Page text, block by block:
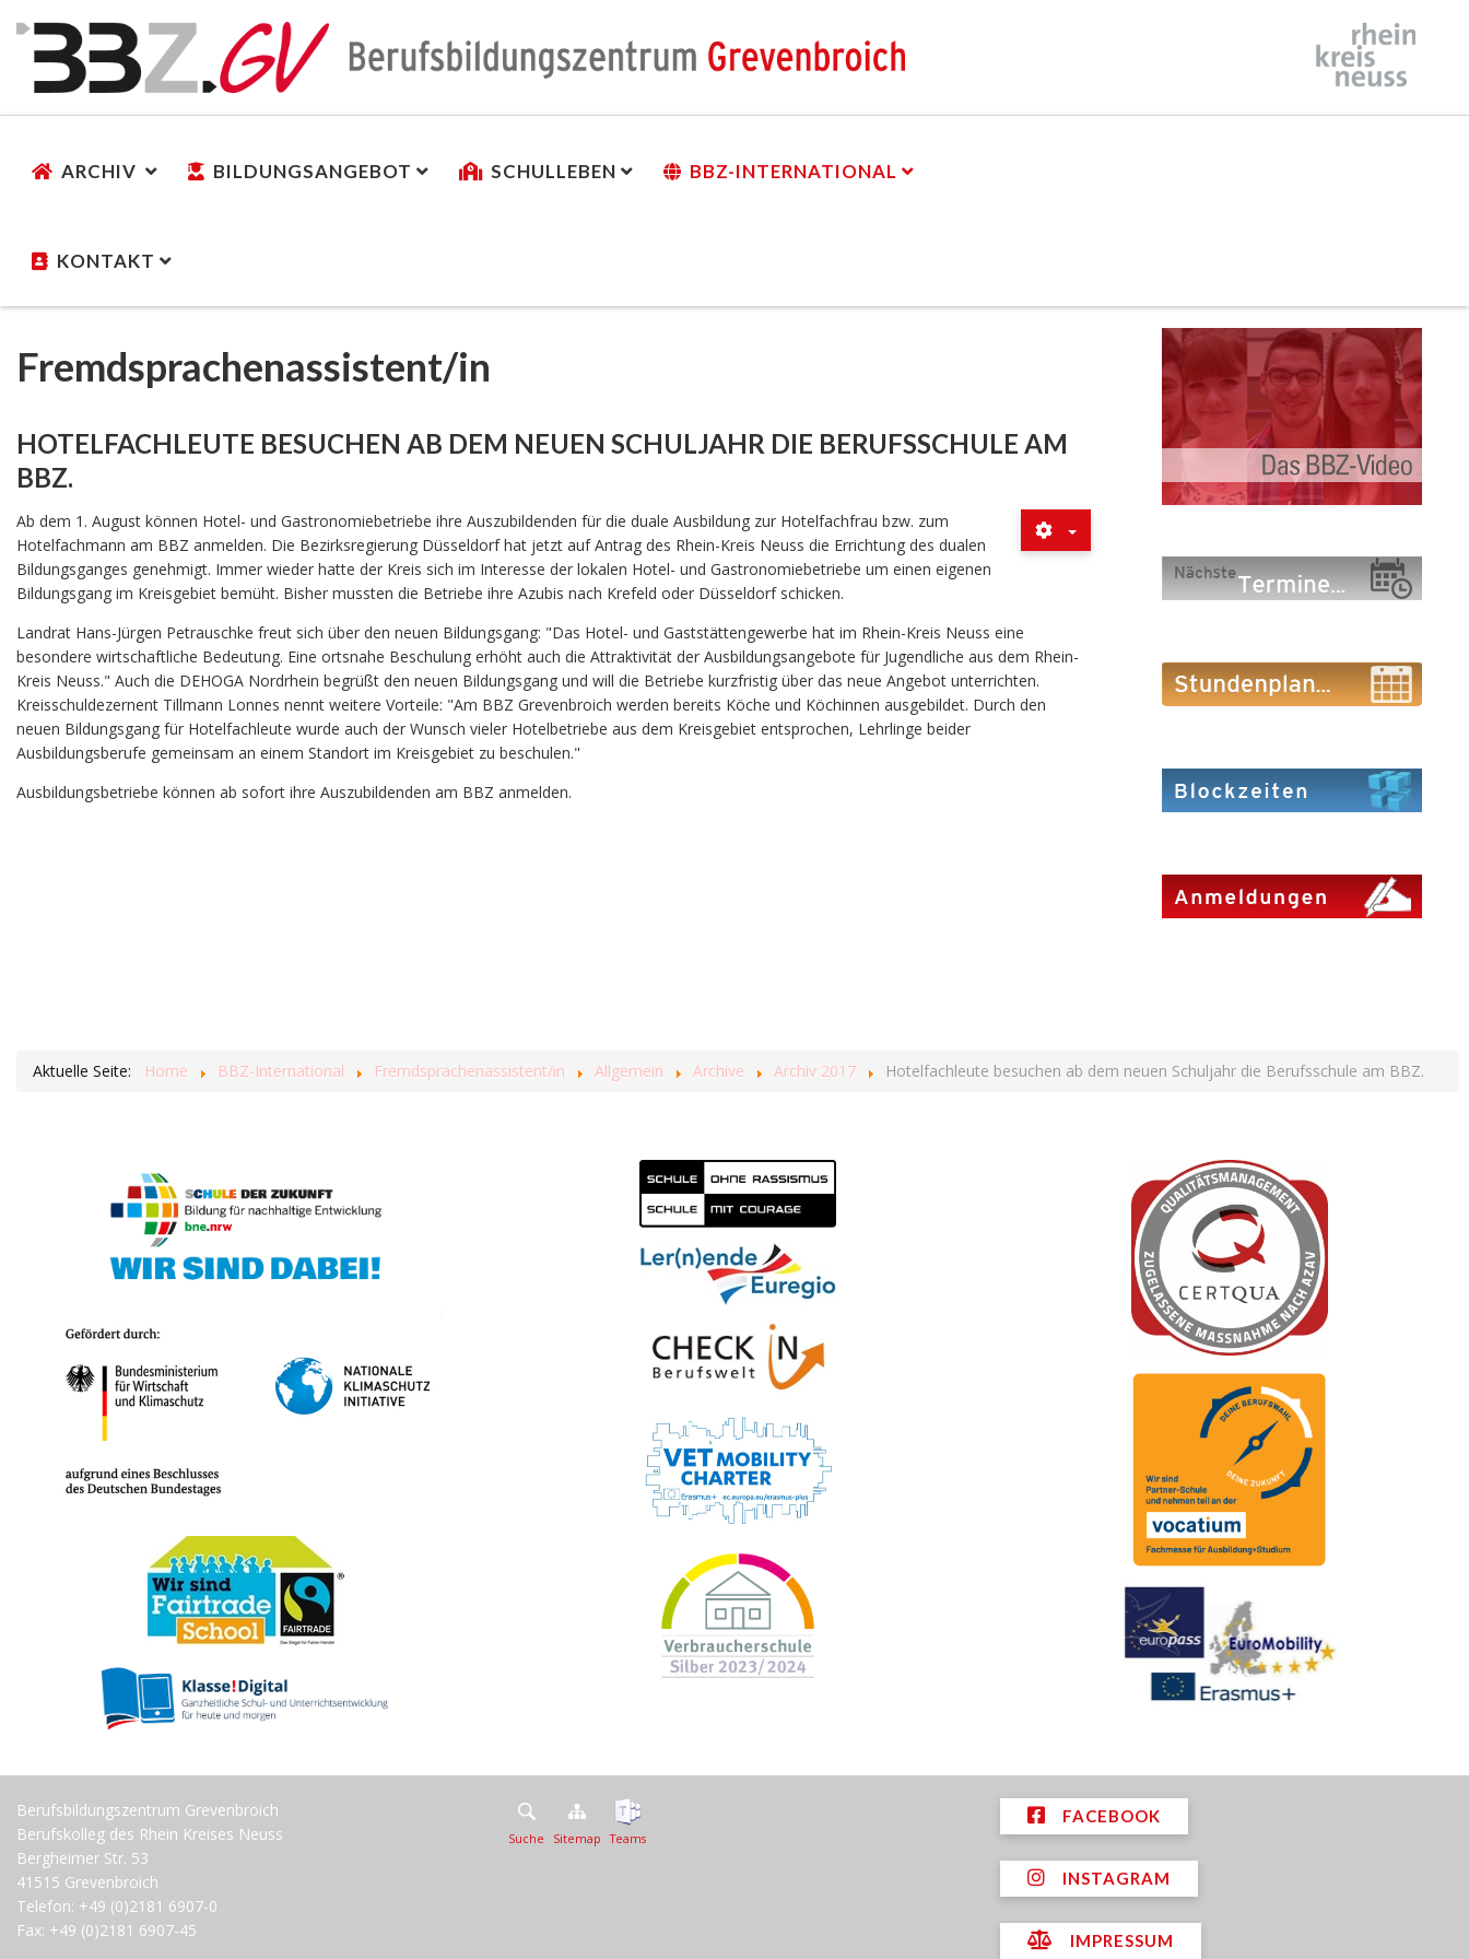
ARCHIV BILDUNGSANGEBOT SCHULLEBEN BBZ-INTERNATIONAL
KONTAKT
Fremdsprachenassistent/in
HOTELFACHLEUTE BESUCHEN AB DEM NEUEN SCHULJAHR DIE BERUFSSCHULE AM
BBZ.
Ab dem 1. August können Hotel- und Gastronomiebetriebe ihre Auszubildenden für die duale Ausbildung zur Hotelfachfrau bzw. zum
Hotelfachmann am BBZ anmelden. Die Bezirksregierung Düsseldorf hat jetzt auf Antrag des Rhein-Kreis Neuss die Errichtung des dualen
Bildungsganges genehmigt. Immer wieder hatte der Kreis sich im Interesse der lokalen Hotel- und Gastronomiebetriebe um einen eigenen
Bildungsgang im Kreisgebiet bemüht. Bisher mussten die Betriebe ihre Azubis nach Krefeld oder Düsseldorf schicken.
Landrat Hans-Jürgen Petrauschke freut sich über den neuen Bildungsgang: "Das Hotel- und Gaststättengewerbe hat im Rhein-Kreis Neuss eine
besondere wirtschaftliche Bedeutung. Eine ortsnahe Beschulung erhöht auch die Attraktivität der Ausbildungsangebote für Jugendliche aus dem Rhein-
Kreis Neuss." Auch die DEHOGA Nordrhein begrüßt den neuen Bildungsgang und will die Betriebe kurzfristig über das neue Angebot unterrichten.
Kreisschuldezernent Tillmann Lonnes nennt weitere Vorteile: "Am BBZ Grevenbroich werden bereits Köche und Köchinnen ausgebildet. Durch den
neuen Bildungsgang für Hotelfachleute wurde auch der Wunsch vieler Hotelbetriebe aus dem Kreisgebiet entsprochen, Lehrlinge beider
Ausbildungsberufe gemeinsam an einem Standort im Kreisgebiet zu beschulen."
Ausbildungsbetriebe können ab sofort ihre Auszubildenden am BBZ anmelden.
Aktuelle Seite: Home BBZ-International Fremdsprachenassistent/in Allgemein Archive Archiv 2017 Hotelfachleute besuchen ab dem neuen Schuljahr die Berufsschule am BBZ.
Berufsbildungszentrum Grevenbroich
Berufskolleg des Rhein Kreises Neuss
Bergheimer Str. 53
41515 Grevenbroich
Telefon: +49 (0)2181 6907-0
Fax: +49 (0)2181 6907-45
Suche Sitemap Teams
FACEBOOK
INSTAGRAM
IMPRESSUM